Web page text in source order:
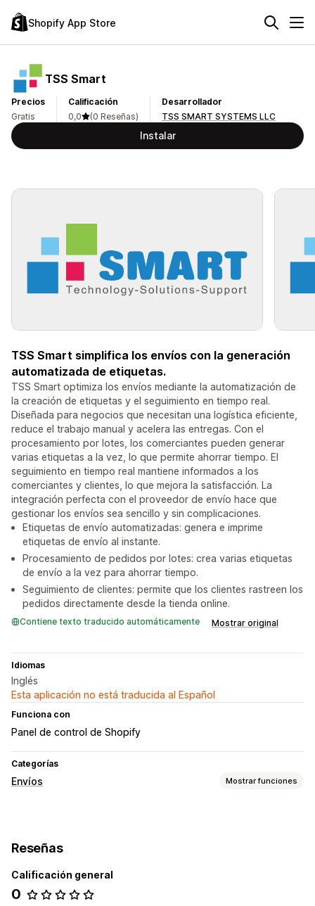
Shopify App Store
TSS Smart
Precios
Gratis
Calificación
0,0
(0 Reseñas)
Desarrollador
TSS SMART SYSTEMS LLC
Instalar
TSS Smart simplifica los envíos con la generación
automatizada de etiquetas.
TSS Smart optimiza los envíos mediante la automatización de
la creación de etiquetas y el seguimiento en tiempo real.
Diseñada para negocios que necesitan una logística eficiente,
reduce el trabajo manual y acelera las entregas. Con el
procesamiento por lotes, los comerciantes pueden generar
varias etiquetas a la vez, lo que permite ahorrar tiempo. El
seguimiento en tiempo real mantiene informados a los
comerciantes y clientes, lo que mejora la satisfacción. La
integración perfecta con el proveedor de envío hace que
gestionar los envíos sea sencillo y sin complicaciones.
Etiquetas de envío automatizadas: genera e imprime
etiquetas de envío al instante.
Procesamiento de pedidos por lotes: crea varias etiquetas
de envío a la vez para ahorrar tiempo.
Seguimiento de clientes: permite que los clientes rastreen los
pedidos directamente desde la tienda online.
Contiene texto traducido automáticamente Mostrar original
Idiomas
Inglés
Esta aplicación no está traducida al Español
Funciona con
Panel de control de Shopify
Categorías
Envíos Mostrar funciones
Reseñas
Calificación general
0